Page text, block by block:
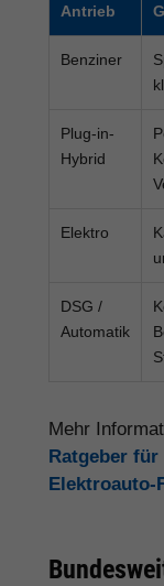
Antrieb
Benziner
Plug-in-
Hybrid
Elektro
DSG /
Automatik
Mehr
Ratgeber für
Elektroauto-